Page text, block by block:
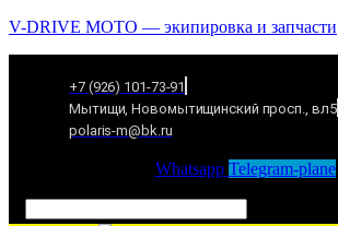
V-DRIVE MOTO — экипировка и запчасти
+7 (926) 101-73-91
Мытищи, Новомытищинский просп., вл5
polaris-m@bk.ru
Whatsapp Telegram-plane